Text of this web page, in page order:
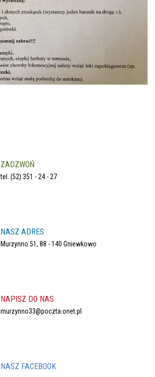
ZADZWOŃ
tel. (52) 351 - 24 - 27
NASZ ADRES
Murzynno 51, 88 - 140 Gniewkowo
NAPISZ DO NAS
murzynno33@poczta.onet.pl
NASZ FACEBOOK